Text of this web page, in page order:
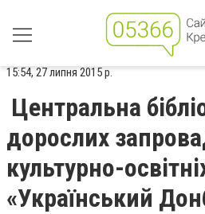
15:54, 27 липня 2015 р.
Центральна
дорослих
культурно-
«Український